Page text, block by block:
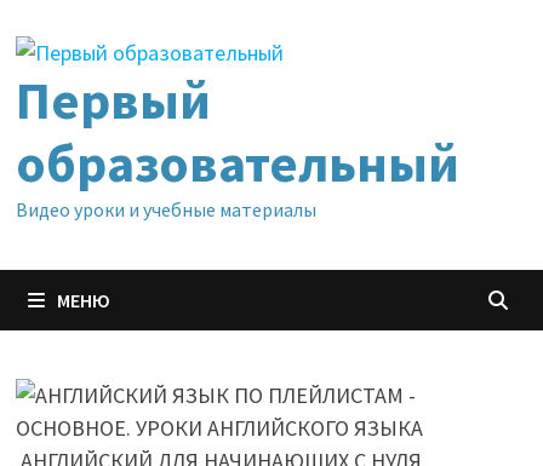
содержимому
Первый
образовательный
Видео уроки и учебные материалы
МЕНЮ